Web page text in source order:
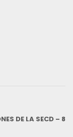
DE LA SECD – 8